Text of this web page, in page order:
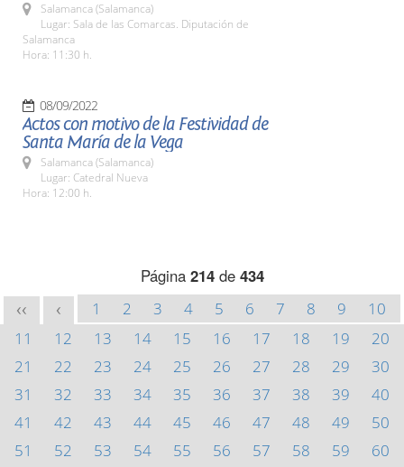
Salamanca (Salamanca)
Lugar: Sala de las Comarcas. Diputación de
Salamanca
Hora: 11:30 h.
08/09/2022
Actos con motivo de la Festividad de
Santa María de la Vega
Salamanca (Salamanca)
Lugar: Catedral Nueva
Hora: 12:00 h.
Página 214de 434
<< < 1 2 3 4 5 6 7 8 9
10
11
12 13 14 15 16 17 18 19
20
21
22 23 24 25 26 27 28 29
30
31
32 33 34 35 36 37 38 39
40
41
42 43 44 45 46 47 48 49
50
51
52 53 54 55 56 57 58 59
60